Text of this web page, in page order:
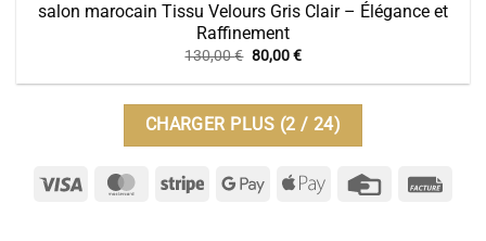
salon marocain Tissu Velours Gris Clair – Élégance et
Raffinement
130,00€ Le
prix
initial
80,00€Le
actuel
CHARGER PLUS (2 / 24)